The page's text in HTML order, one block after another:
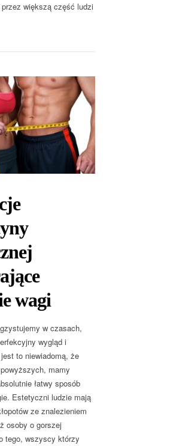
większą część ludzi
wagi
w czasach,
wygląd i
to niewiadomą, że
mamy
łatwy sposób
Estetyczni ludzie mają
ze znalezieniem
osoby o gorszej
tego, wszyscy którzy